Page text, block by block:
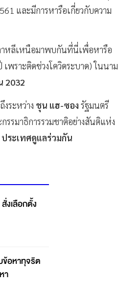
และมีการหารือเกี่ยวกับความ
าหลีเหนือมาพบกันที่นี่เพื่อหารือ
พราะติดช่วงโควิดระบาด) ในนาม
2032
ระหว่าง ชุน แฮ-ซอง รัฐมนตรี
รรมาธิการรวมชาติอย่างสันติแห่ง
ระเทศดูแลร่วมกัน
เลือกตั้ง
อหาทุจริต
า